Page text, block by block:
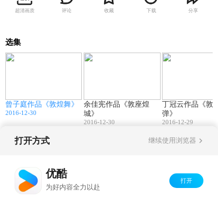
超清画质 评论 收藏 下载 分享
选集
曾子庭作品《敦煌舞》
2016-12-30
余佳宪作品《敦座煌
城》
2016-12-30
丁冠云作品《敦
弹》
2016-12-29
打开方式 继续使用浏览器
优酷
为好内容全力以赴
打开